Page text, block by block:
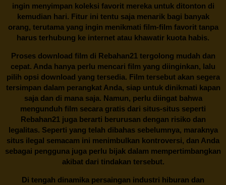
ingin menyimpan koleksi favorit mereka untuk ditonton di
kemudian hari. Fitur ini tentu saja menarik bagi banyak
orang, terutama yang ingin menikmati film-film favorit tanpa
harus terhubung ke internet atau khawatir kuota habis.
Proses download film di Rebahan21tergolong mudah dan
cepat. Anda hanya perlu mencari film yang diinginkan, lalu
pilih opsi download yang tersedia. Film tersebut akan segera
tersimpan dalam perangkat Anda, siap untuk dinikmati kapan
saja dan di mana saja. Namun, perlu diingat bahwa
mengunduh film secara gratis dari situs-situs seperti
Rebahan21 juga berarti berurusan dengan risiko dan
legalitas. Seperti yang telah dibahas sebelumnya, maraknya
situs ilegal semacam ini menimbulkan kontroversi, dan Anda
sebagai pengguna juga perlu bijak dalam mempertimbangkan
akibat dari tindakan tersebut.
Di tengah dinamika persaingan industri hiburan dan